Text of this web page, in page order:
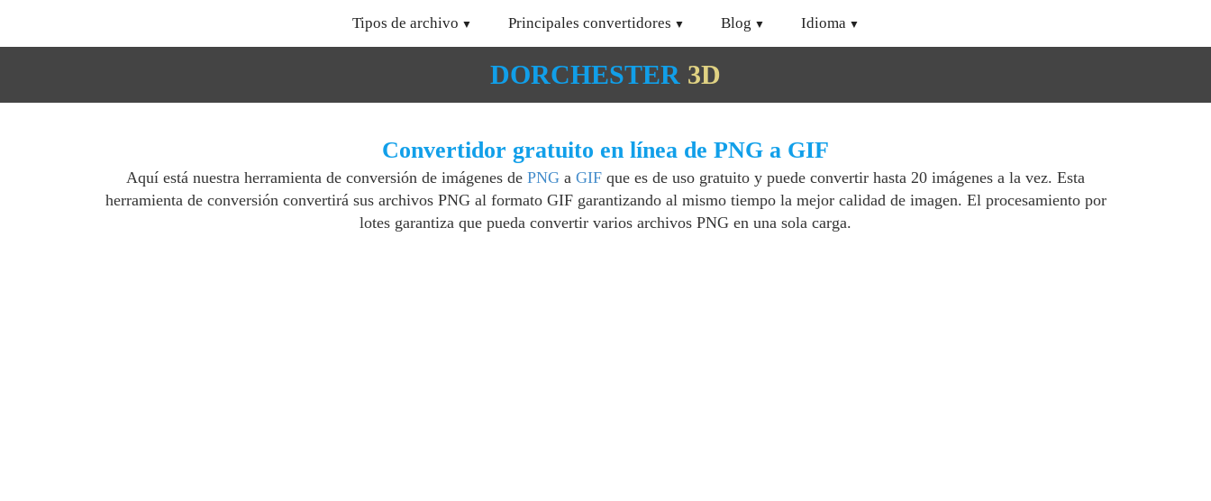
Tipos de archivo Principales convertidores Blog Idioma
DORCHESTER 3D
Convertidor gratuito en línea de PNG a GIF
Aquí está nuestra herramienta de conversión de imágenes de PNG a GIF que es de uso gratuito y puede convertir hasta 20 imágenes a la vez. Esta
herramienta de conversión convertirá sus archivos PNG al formato GIF garantizando al mismo tiempo la mejor calidad de imagen. El procesamiento por
lotes garantiza que pueda convertir varios archivos PNG en una sola carga.